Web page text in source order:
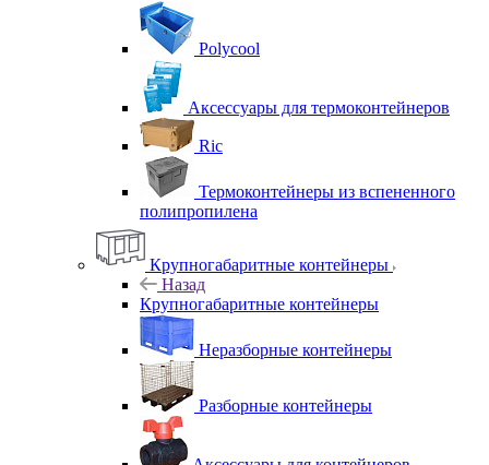
Polycool
Аксессуары для термоконтейнеров
Ric
Термоконтейнеры из вспененного
полипропилена
Крупногабаритные контейнеры
Назад
Крупногабаритные контейнеры
Неразборные контейнеры
Разборные контейнеры